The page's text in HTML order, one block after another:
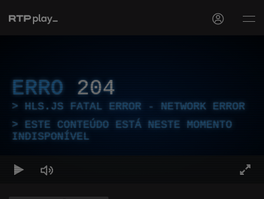
ERRO 204
HLS.JS FATAL ERROR - NETWORK ERROR
ESTE CONTEÚDO ESTÁ NESTE MOMENTO
INDISPONÍVEL